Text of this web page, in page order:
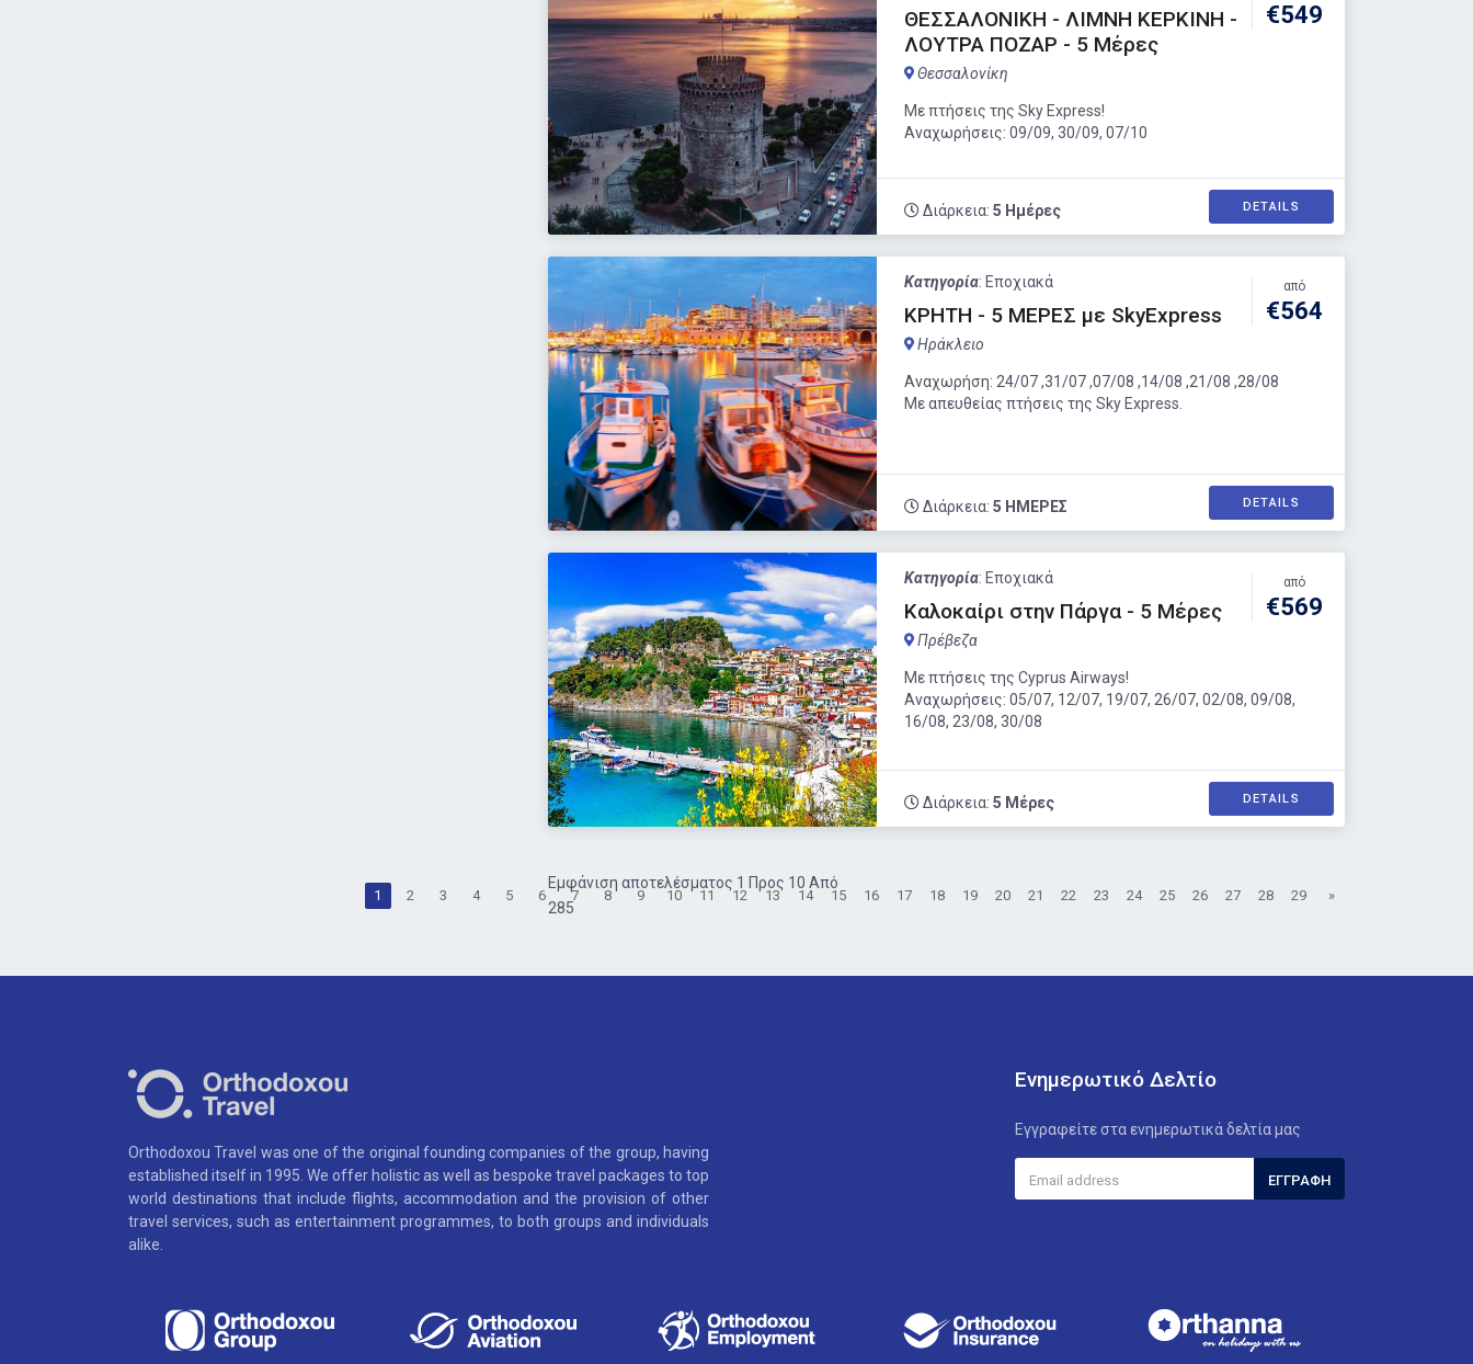
ΘΕΣΣΑΛΟΝΙΚΗ - ΛΙΜΝΗ ΚΕΡΚΙΝΗ -
ΛΟΥΤΡΑ ΠΟΖΑΡ - 5 Μέρες
Θεσσαλονίκη
€549
Με πτήσεις της Sky Express!
Αναχωρήσεις: 09/09, 30/09, 07/10
Διάρκεια:5 Ημέρες DETAILS
Κατηγορία: Εποχιακά
ΚΡΗΤΗ - 5 ΜΕΡΕΣ με SkyExpress
Ηράκλειο
από
€564
Αναχωρήση: 24/07 ,31/07 ,07/08 ,14/08 ,21/08 ,28/08
Με απευθείας πτήσεις της Sky Express.
Διάρκεια:5 ΗΜΕΡΕΣ DETAILS
Κατηγορία: Εποχιακά
Καλοκαίρι στην Πάργα - 5 Μέρες
Πρέβεζα
από
€569
Με πτήσεις της Cyprus Airways!
Αναχωρήσεις: 05/07, 12/07, 19/07, 26/07, 02/08, 09/08,
16/08, 23/08, 30/08
Διάρκεια:5 Μέρες DETAILS
Εμφάνιση αποτελέσματος 1 Προς 10 Από
285
1 2 3 4 5 6 7 8 9 10 11 12 13 14 15 16 17 18 19 20 21 22 23 24 25 26 27 28 29 »
Orthodoxou Travel was one of the original founding companies of the group, having
established itself in 1995. We offer holistic as well as bespoke travel packages to top
world destinations that include flights, accommodation and the provision of other
travel services, such as entertainment programmes, to both groups and individuals
alike.
Ενημερωτικό Δελτίο
Εγγραφείτε στα ενημερωτικά δελτία μας
ΕΓΓΡΑΦΉ